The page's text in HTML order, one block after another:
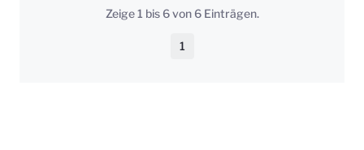
Zeige 1 bis 6 von 6 Einträgen.
Seite
1